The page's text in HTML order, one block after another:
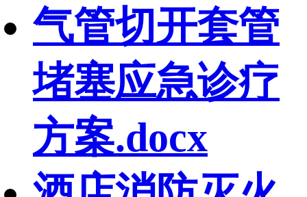
气管切开套管
堵塞应急诊疗
方案.docx